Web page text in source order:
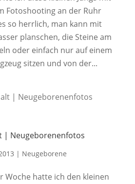
Fotoshooting an der Ruhr
so herrlich, man kann mit
planschen, die Steine am
oder einfach nur auf einem
sitzen und von der...
| Neugeborenenfotos
| Neugeborene
Woche hatte ich den kleinen